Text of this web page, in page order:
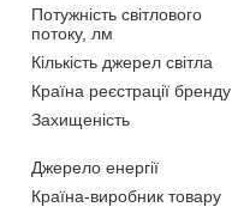
Потужність світлового
потоку, лм
Кількість джерел світла
Країна реєстрації бренду
Захищеність
Джерело енергії
Країна-виробник товару